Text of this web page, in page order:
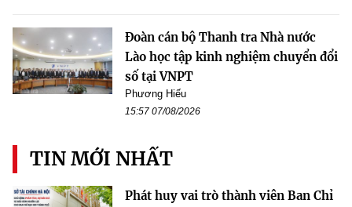
Đoàn cán bộ Thanh tra Nhà nước
Lào học tập kinh nghiệm chuyển đổi
số tại VNPT
Phương Hiếu
15:57 07/08/2026
TIN MỚI NHẤT
Phát huy vai trò thành viên Ban Chỉ